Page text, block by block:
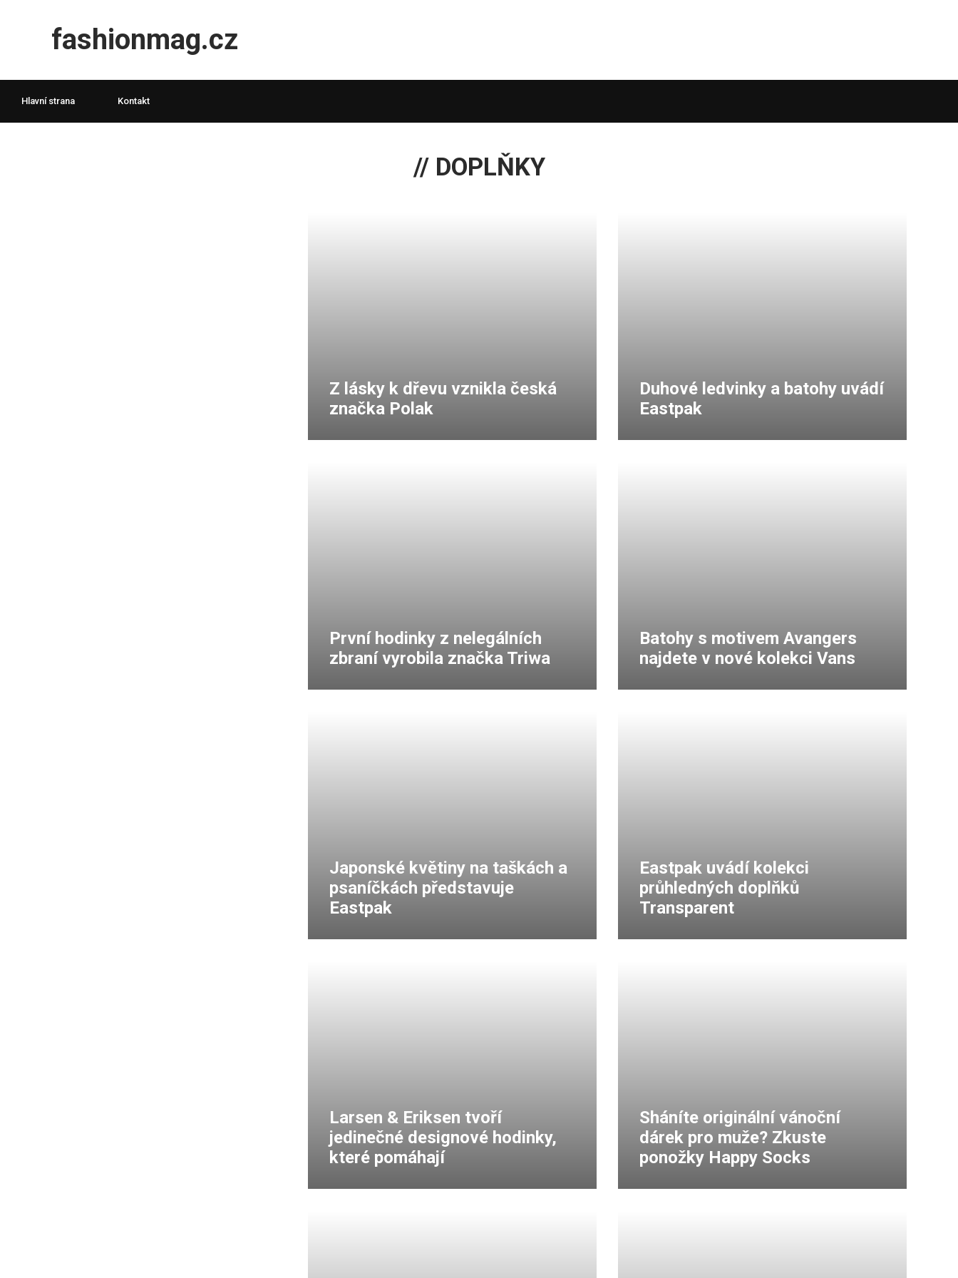
fashionmag.cz
Hlavní strana Kontakt
// DOPLŇKY
Z lásky k dřevu vznikla česká
značka Polak
Duhové ledvinky a batohy uvádí
Eastpak
První hodinky z nelegálních
zbraní vyrobila značka Triwa
Batohy s motivem Avangers
najdete v nové kolekci Vans
Japonské květiny na taškách a
psaníčkách představuje
Eastpak
Eastpak uvádí kolekci
průhledných doplňků
Transparent
Larsen & Eriksen tvoří
jedinečné designové hodinky,
které pomáhají
Sháníte originální vánoční
dárek pro muže? Zkuste
ponožky Happy Socks